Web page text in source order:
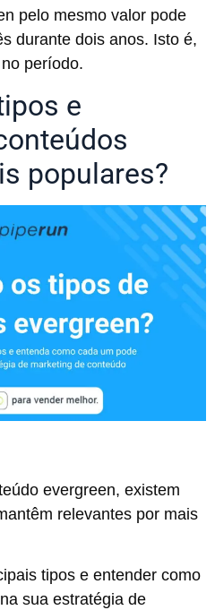
pelo mesmo valor pode
durante dois anos. Isto é,
período.
e
populares?
evergreen, existem
relevantes por mais
tipos e entender como
sua estratégia de